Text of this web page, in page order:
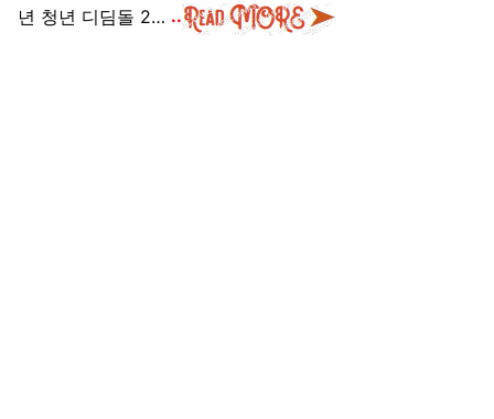
년 청년 디딤돌 2… ..